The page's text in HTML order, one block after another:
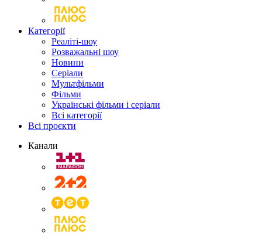
Категорії
Реаліті-шоу
Розважальні шоу
Новини
Серіали
Мультфільми
Фільми
Українські фільми і серіали
Всі категорії
Всі проєкти
Канали